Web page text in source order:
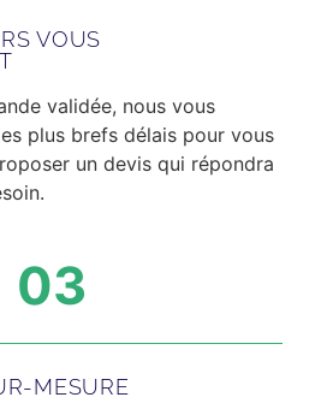
VOUS
validée, nous vous
plus brefs délais pour vous
un devis qui répondra
03
MESURE